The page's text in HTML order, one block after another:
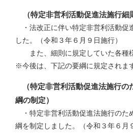
（特定非営利活動促進法施行細
・法改正に伴い特定非営利活動促
した。（令和３年６月９日施行）
また、細則に規定していた各種
※今後は、下記の要綱に規定されま
（特定非営利活動促進法施行
綱の制定）
・特定非営利活動促進法施行のた
綱を制定しました。（令和３年６月